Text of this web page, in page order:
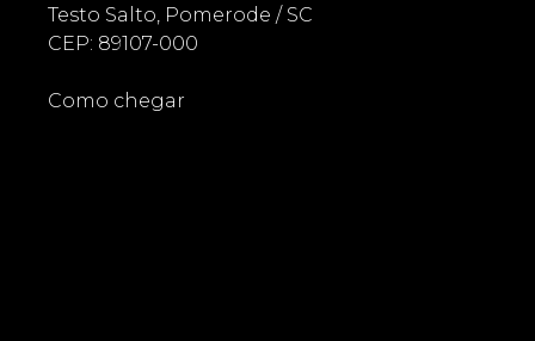
Testo Salto, Pomerode / SC
CEP: 89107-000
Como chegar